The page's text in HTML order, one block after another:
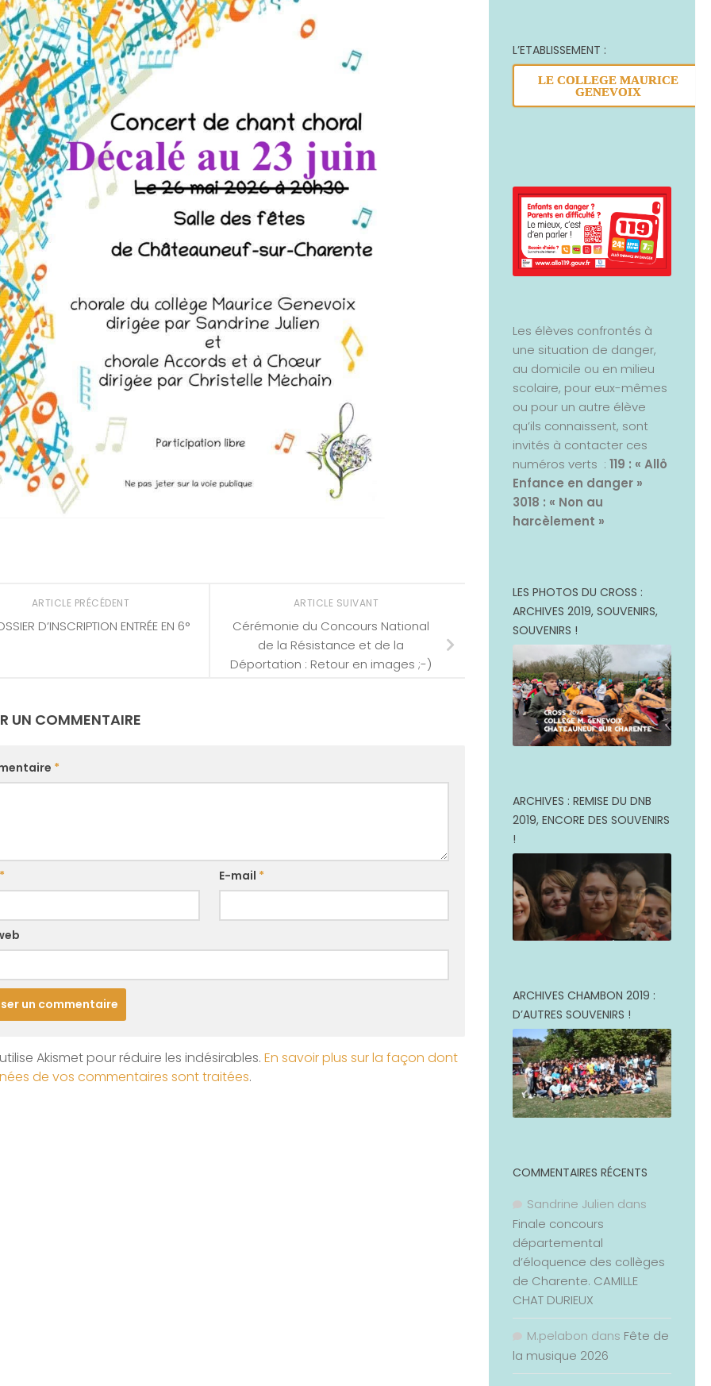
ARTICLE SUIVANT
Cérémonie du Concours National
de la Résistance et de la
Déportation : Retour en images ;-)
ARTICLE PRÉCÉDENT
D’INSCRIPTION ENTRÉE EN 6°
UN COMMENTAIRE
*
* E-mail *
Akismet pour réduire les indésirables. En savoir plus sur la façon dont
de vos commentaires sont traitées.
L’ETABLISSEMENT :
LE COLLEGE MAURICE
GENEVOIX
Les élèves confrontés à
une situation de danger,
au domicile ou en milieu
scolaire, pour eux-mêmes
ou pour un autre élève
qu’ils connaissent, sont
invités à contacter ces
numéros verts : 119 : « Allô
Enfance en danger »
3018 : « Non au
harcèlement »
LES PHOTOS DU CROSS :
ARCHIVES 2019, SOUVENIRS,
SOUVENIRS !
ARCHIVES : REMISE DU DNB
2019, ENCORE DES SOUVENIRS
!
ARCHIVES CHAMBON 2019 :
D’AUTRES SOUVENIRS !
COMMENTAIRES RÉCENTS
Sandrine Julien dans
Finale concours
départemental
d’éloquence des collèges
de Charente. CAMILLE
CHAT DURIEUX
M.pelabon dans Fête de
la musique 2026